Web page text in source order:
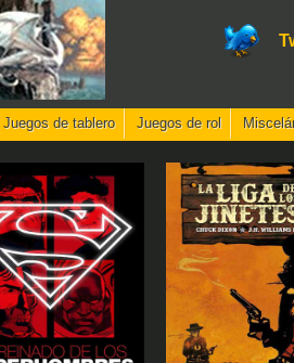
Juegos de tablero Juegos de rol